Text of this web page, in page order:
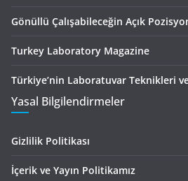
Gönüllü Çalışabileceğin Açık
Turkey Laboratory Magazine
Türkiye’nin Laboratuvar Teknikleri
Yasal Bilgilendirmeler
Gizlilik Politikası
İçerik ve Yayın Politikamız